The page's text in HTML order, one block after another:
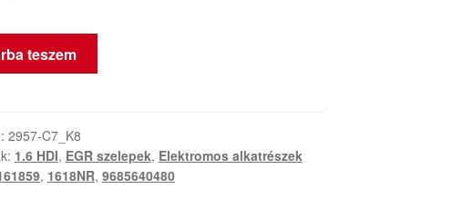
teszem
2957-C7_K8
1.6 HDI, EGR szelepek, Elektromos alkatrészek
, 1618NR, 9685640480